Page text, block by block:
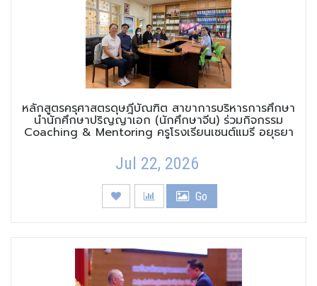
หลักสูตรครุศาสตรดุษฎีบัณฑิต สาขาการบริหารการศึกษา
นำนักศึกษาปริญญาเอก (นักศึกษาจีน) ร่วมกิจกรรม
Coaching & Mentoring ครูโรงเรียนเซนต์แมรี อยุธยา
Jul 22, 2026
Go